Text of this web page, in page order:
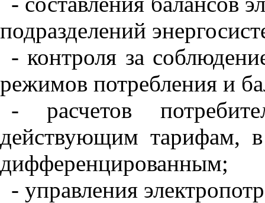
подразделений
- контроля за
режимов потребления и
- расчетов
действующим тарифам,
дифференцированным;
- управления